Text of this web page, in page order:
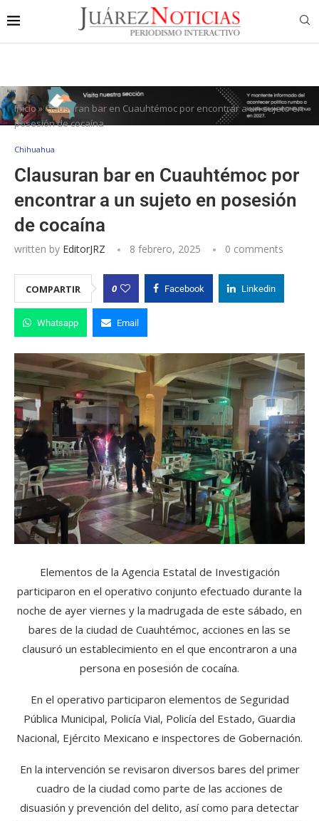
Inicio»Clausuran bar en Cuauhtémoc por encontrar a un sujeto en
posesión de cocaína
Chihuahua
Clausuran bar en Cuauhtémoc por
encontrar a un sujeto en posesión
de cocaína
written by EditorJRZ 8 febrero, 2025 0 comments
COMPARTIR 0 Facebook Linkedin
Whatsapp Email
Elementos de la Agencia Estatal de Investigación
participaron en el operativo conjunto efectuado durante la
noche de ayer viernes y la madrugada de este sábado, en
bares de la ciudad de Cuauhtémoc, acciones en las se
clausuró un establecimiento en el que encontraron a una
persona en posesión de cocaína.
En el operativo participaron elementos de Seguridad
Pública Municipal, Policía Vial, Policía del Estado, Guardia
Nacional, Ejército Mexicano e inspectores de Gobernación.
En la intervención se revisaron diversos bares del primer
cuadro de la ciudad como parte de las acciones de
disuasión y prevención del delito, así como para detectar